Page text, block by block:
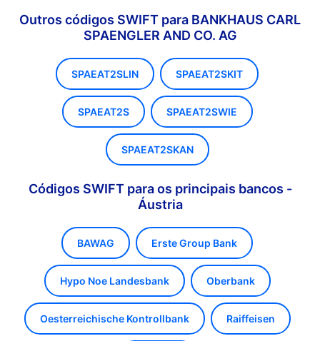
Outros códigos SWIFT para BANKHAUS CARL
SPAENGLER AND CO. AG
SPAEAT2SLIN SPAEAT2SKIT
SPAEAT2S SPAEAT2SWIE
SPAEAT2SKAN
Códigos SWIFT para os principais bancos -
Áustria
BAWAG Erste Group Bank
Hypo Noe Landesbank Oberbank
Oesterreichische Kontrollbank Raiffeisen